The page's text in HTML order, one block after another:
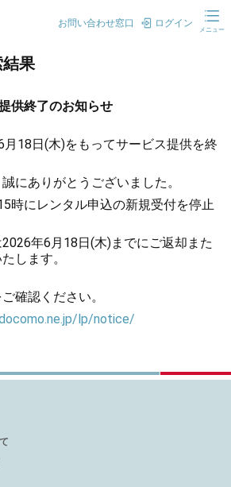
お問い合わせ窓口 ログイン
メニュー
結果
供終了のお知らせ
月18日(木)をもってサービス提供を終
にありがとうございました。
時にレンタル申込の新規受付を停止
年6月18日(木)までにご返却また
します。
確認ください。
lp/notice/